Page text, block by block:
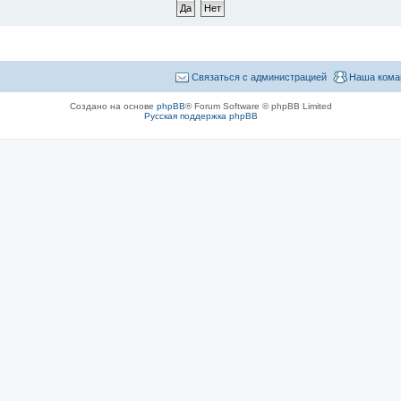
Наша
Связаться с администрацией
Создано на основе phpBB® Forum Software © phpBB Limited
Русская поддержка phpBB